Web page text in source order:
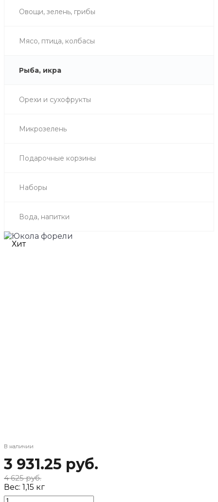
Овощи, зелень, грибы
Мясо, птица, колбасы
Рыба, икра
Орехи и сухофрукты
Микрозелень
Подарочные корзины
Наборы
Вода, напитки
Хит
В наличии
3 931.25 руб.
4 625 руб.
Вес: 1,15 кг